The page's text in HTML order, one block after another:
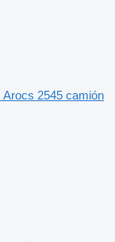
2545 camión